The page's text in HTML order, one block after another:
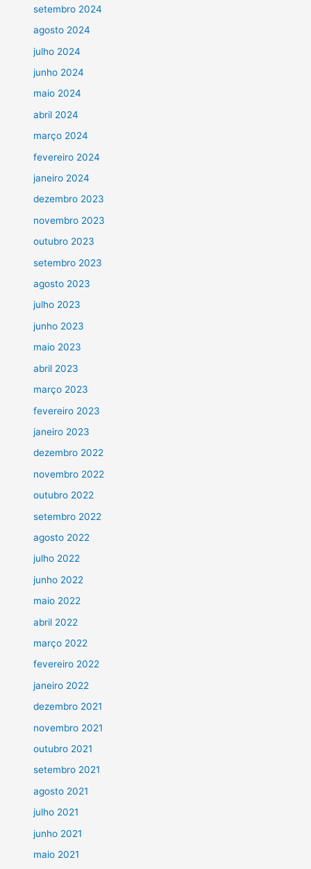
setembro 2024
agosto 2024
julho 2024
junho 2024
maio 2024
abril 2024
março 2024
fevereiro 2024
janeiro 2024
dezembro 2023
novembro 2023
outubro 2023
setembro 2023
agosto 2023
julho 2023
junho 2023
maio 2023
abril 2023
março 2023
fevereiro 2023
janeiro 2023
dezembro 2022
novembro 2022
outubro 2022
setembro 2022
agosto 2022
julho 2022
junho 2022
maio 2022
abril 2022
março 2022
fevereiro 2022
janeiro 2022
dezembro 2021
novembro 2021
outubro 2021
setembro 2021
agosto 2021
julho 2021
junho 2021
maio 2021